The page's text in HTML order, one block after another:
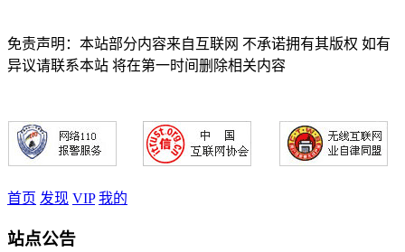
免责声明：本站部分内容来自互联网 不承诺拥有其版权 如有
异议请联系本站 将在第一时间删除相关内容
首页 发现 VIP 我的
站点公告